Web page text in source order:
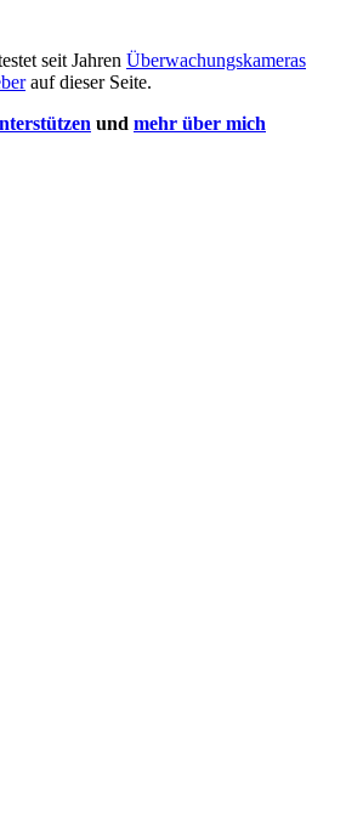
seit Jahren Überwachungskameras
auf dieser Seite.
und mehr über mich